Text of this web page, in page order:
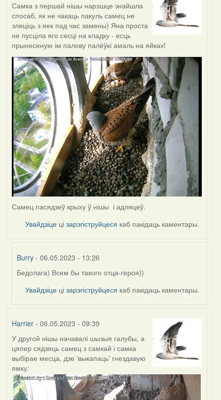
Самка з першай нішы нарэшце знайшла
спосаб, як не чакаць пакуль самец не
зляціць з яек пад час замены) Яна проста
не пусціла яго сесці на кладку - есць
прынесеную ім палову палёўкі амаль на яйках!
Самец пасядзеў крыху ў нішы і адляцеў.
Увайдзіце цізарэгіструйцеся каб пакідаць каментары.
Burry - 06.05.2023 - 13:26
In
reply
by
Бедолага) Всем бы такого отца-героя))
Увайдзіце цізарэгіструйцеся каб пакідаць каментары.
Harrier- 06.05.2023 - 09:39
У другой нішы начавалі шызыя галубы, а
цяпер сядзяць самец з самкай і самка
выбірае месца, дзе 'выкапаць' гнездавую
ямку: